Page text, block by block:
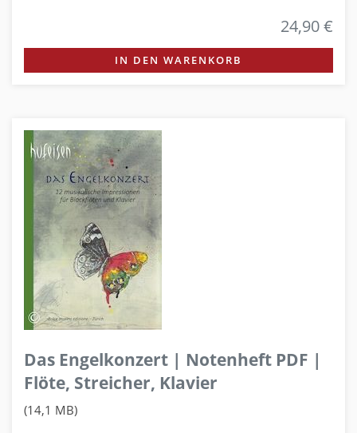
24,90 €
IN DEN WARENKORB
Das Engelkonzert | Notenheft PDF |
Flöte, Streicher, Klavier
(14,1 MB)